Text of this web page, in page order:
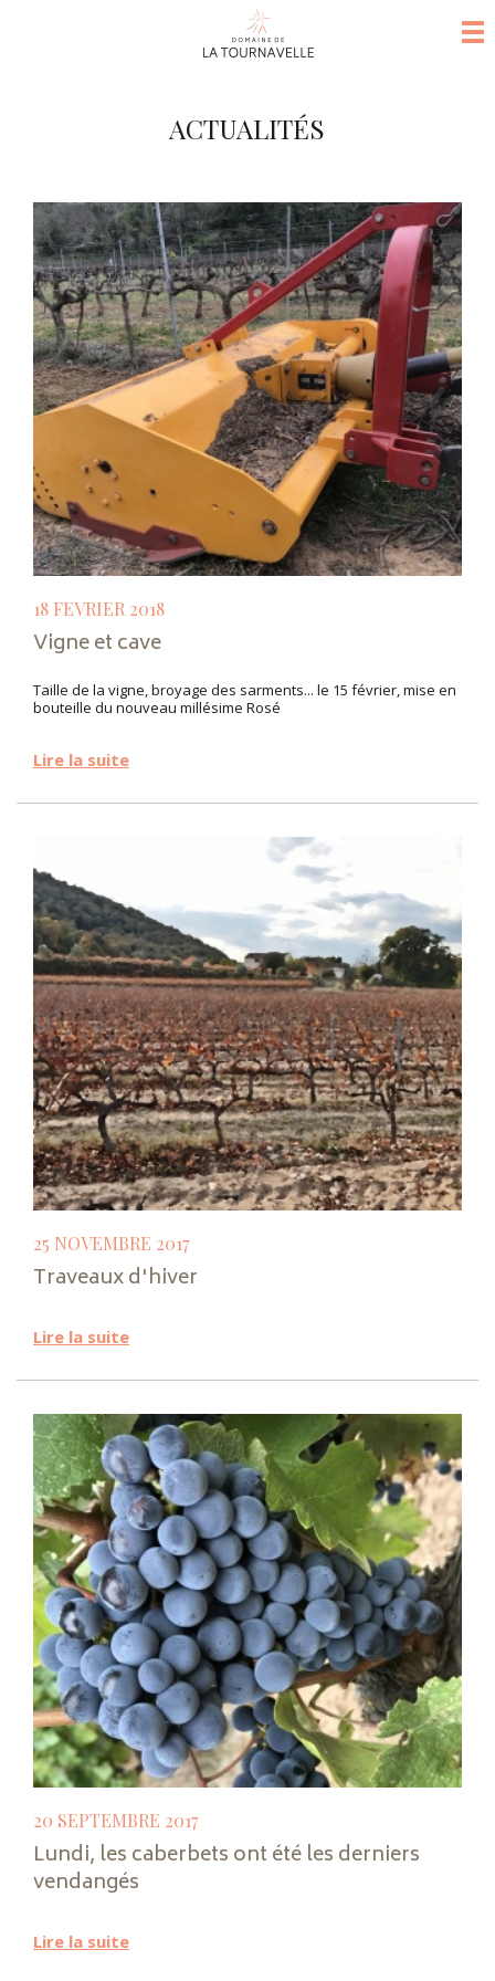
ACTUALITÉS
18 FEVRIER 2018
Vigne et cave
Taille de la vigne, broyage des sarments... le 15 février, mise en
bouteille du nouveau millésime Rosé
Lire la suite
25 NOVEMBRE 2017
Traveaux d'hiver
Lire la suite
20 SEPTEMBRE 2017
Lundi, les caberbets ont été les derniers
vendangés
Lire la suite